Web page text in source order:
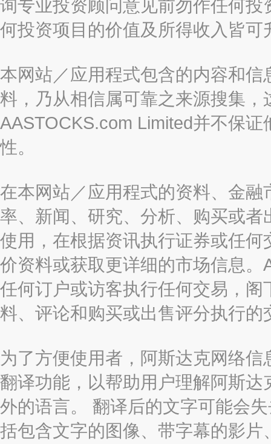
询专业投资顾问意见前勿作任何
何投资项目的价值及所得收入皆可
本网站／应用程式包含的内容和
料，乃从相信属可靠之来源搜集
AASTOCKS.com Limited并不保
性。
在本网站／应用程式的资料、金
率、新闻、研究、分析、购买或
使用，在根据资讯执行证券或任
价资料或获取更详细的市场信息
任何订户或访客执行任何交易，
料、评论和购买或出售评分执行的
为了方便使用者，阿斯达克网络
翻译功能，以帮助用户理解阿斯
外的语言。 翻译后的文字可能会
括包含文字的图像、带字幕的影